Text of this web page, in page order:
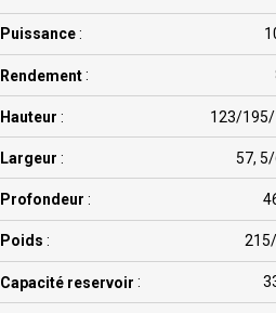
Puissance:
Rendement:
Hauteur : 123/
Largeur : 57,
Profondeur :
Poids :
Capacité reservoir :